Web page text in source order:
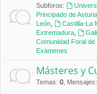
Subforos:
Principado de
León
Castilla-La
Extremadura
Comunidad Foral
Exámenes
Másteres y
Temas: 0 Mensajes: